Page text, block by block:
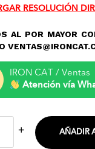
RESOLUCIÓN
AL POR MAYOR
IRON CAT / Ventas
Atención vía
AÑADIR